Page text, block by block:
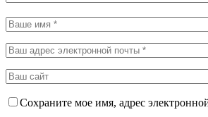
Сохраните мое имя, адрес